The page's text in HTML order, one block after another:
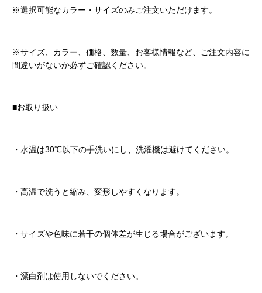
※選択可能なカラー・サイズのみご注文いただけます。
※サイズ、カラー、価格、数量、お客様情報など、ご注文内容に
間違いがないか必ずご確認ください。
■お取り扱い
・水温は30℃以下の手洗いにし、洗濯機は避けてください。
・高温で洗うと縮み、変形しやすくなります。
・サイズや色味に若干の個体差が生じる場合がございます。
・漂白剤は使用しないでください。